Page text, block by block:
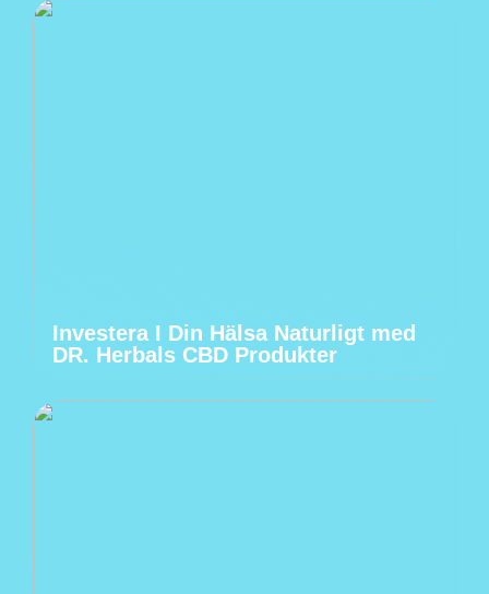
Investera I Din Hälsa Naturligt med
DR. Herbals CBD Produkter